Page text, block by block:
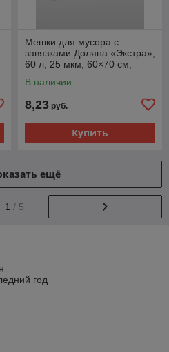
Мешки для мусора с
завязками Доляна «Экстра»,
60 л, 25 мкм, 60×70 см,
В наличии
8,23 руб.
Купить
ещё
1 / 5
год